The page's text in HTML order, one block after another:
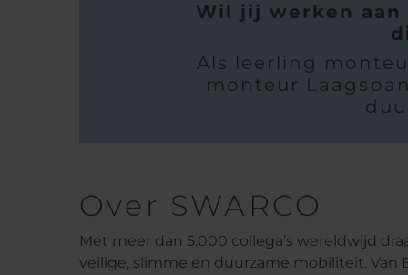
Wil jij werken
Als leerling
monteur
Over SWARCO
Met meer dan 5.000 collega’s wereldwijd
veilige, slimme en duurzame mobiliteit. Van